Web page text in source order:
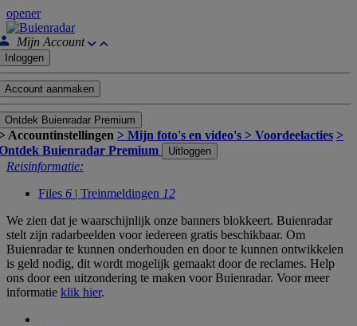
opener
Mijn Account
Inloggen
Account aanmaken
Ontdek Buienradar Premium
Accountinstellingen > Mijn foto's en video's > Voordeelacties >
Buienradar Premium
Uitloggen
Reisinformatie:
Files 6 | Treinmeldingen 12
We zien dat je waarschijnlijk onze banners blokkeert. Buienradar
stelt zijn radarbeelden voor iedereen gratis beschikbaar. Om
Buienradar te kunnen onderhouden en door te kunnen ontwikkelen
is geld nodig, dit wordt mogelijk gemaakt door de reclames. Help
ons door een uitzondering te maken voor Buienradar. Voor meer
informatie klik hier.